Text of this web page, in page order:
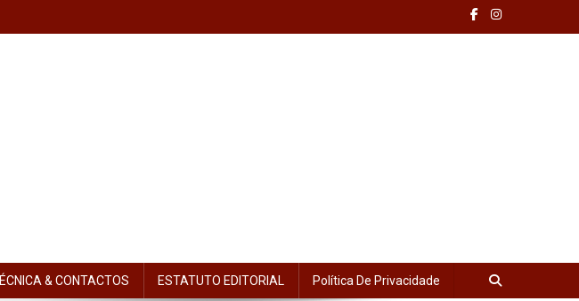
& CONTACTOS ESTATUTO EDITORIAL Política De Privacidade